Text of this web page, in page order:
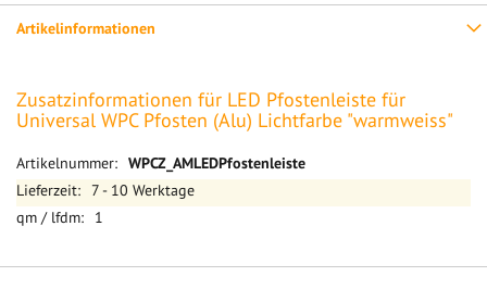
Artikelinformationen
Zusatzinformationen für LED Pfostenleiste für
Universal WPC Pfosten (Alu) Lichtfarbe "warmweiss"
Mehr
Informationen
WPCZ_AMLEDPfostenleiste
7 - 10 Werktage
1